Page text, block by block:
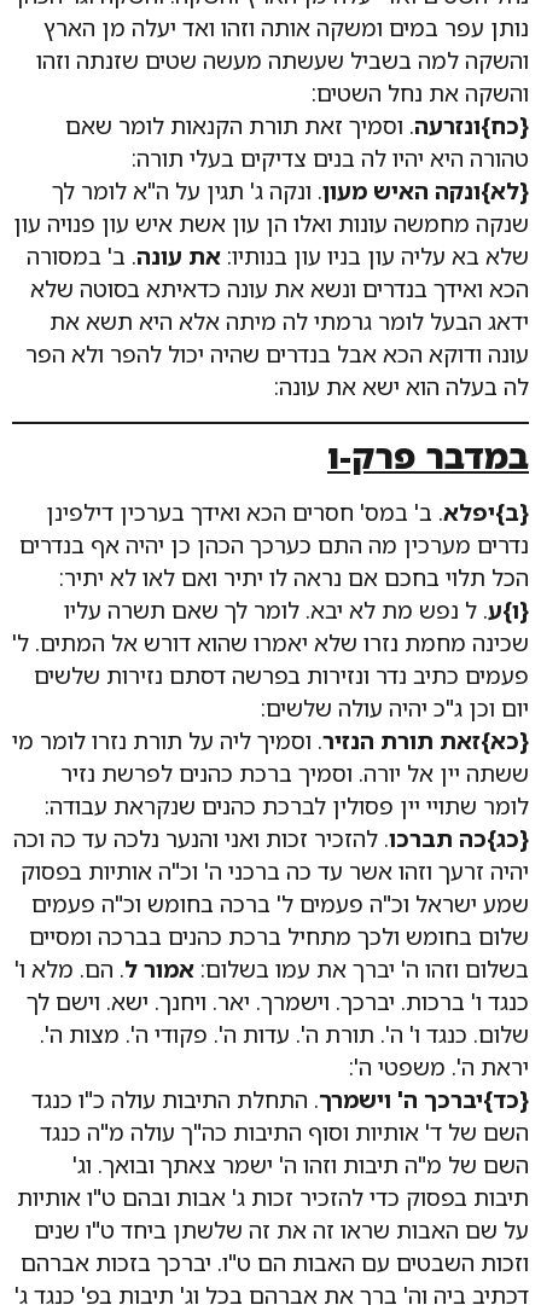
נותן עפר במים ומשקה אותה וזהו ואד יעלה מן הארץ
והשקה למה בשביל שעשתה מעשה שטים שזנתה וזהו
והשקה את נחל השטים:
{כח}ונזרעה. וסמיך זאת תורת הקנאות לומר שאם
טהורה היא יהיו לה בנים צדיקים בעלי תורה:
{לא}ונקה האיש מעון. ונקה ג' תגין על ה"א לומר לך
שנקה מחמשה עונות ואלו הן עון אשת איש עון פנויה עון
שלא בא עליה עון בניו עון בנותיו: את עונה. ב' במסורה
הכא ואידך בנדרים ונשא את עונה כדאיתא בסוטה שלא
ידאג הבעל לומר גרמתי לה מיתה אלא היא תשא את
עונה ודוקא הכא אבל בנדרים שהיה יכול להפר ולא הפר
לה בעלה הוא ישא את עונה:
במדבר פרק-ו
{ב}יפלא. ב' במס' חסרים הכא ואידך בערכין דילפינן
נדרים מערכין מה התם כערכך הכהן כן יהיה אף בנדרים
הכל תלוי בחכם אם נראה לו יתיר ואם לאו לא יתיר:
{ו}ע. ל נפש מת לא יבא. לומר לך שאם תשרה עליו
שכינה מחמת נזרו שלא יאמרו שהוא דורש אל המתים. ל'
פעמים כתיב נדר ונזירות בפרשה דסתם נזירות שלשים
יום וכן ג"כ יהיה עולה שלשים:
{כא}זאת תורת הנזיר. וסמיך ליה על תורת נזרו לומר מי
ששתה יין אל יורה. וסמיך ברכת כהנים לפרשת נזיר
לומר שתויי יין פסולין לברכת כהנים שנקראת עבודה:
{כג}כה תברכו. להזכיר זכות ואני והנער נלכה עד כה וכה
יהיה זרעך וזהו אשר עד כה ברכני ה' וכ"ה אותיות בפסוק
שמע ישראל וכ"ה פעמים ל' ברכה בחומש וכ"ה פעמים
שלום בחומש ולכך מתחיל ברכת כהנים בברכה ומסיים
בשלום וזהו ה' יברך את עמו בשלום: אמור ל. הם. מלא ו'
כנגד ו' ברכות. יברכך. וישמרך. יאר. ויחנך. ישא. וישם לך
שלום. כנגד ו' ה'. תורת ה'. עדות ה'. פקודי ה'. מצות ה'.
יראת ה'. משפטי ה':
{כד}יברכך ה' וישמרך. התחלת התיבות עולה כ"ו כנגד
השם של ד' אותיות וסוף התיבות כה"ך עולה מ"ה כנגד
השם של מ"ה תיבות וזהו ה' ישמר צאתך ובואך. וג'
תיבות בפסוק כדי להזכיר זכות ג' אבות ובהם ט"ו אותיות
על שם האבות שראו זה את זה שלשתן ביחד ט"ו שנים
וזכות השבטים עם האבות הם ט"ו. יברכך בזכות אברהם
דכתיב ביה וה' ברך את אברהם בכל וג' תיבות בפ' כנגד ג'